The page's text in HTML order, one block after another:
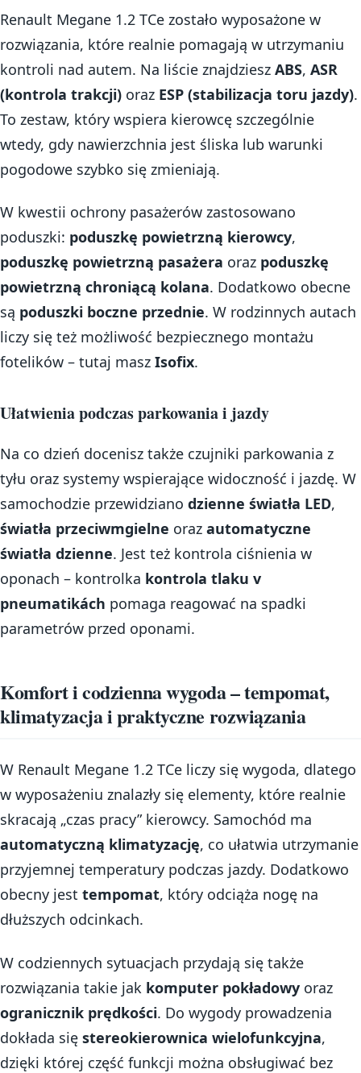
Renault Megane 1.2 TCe zostało wyposażone w
rozwiązania, które realnie pomagają w utrzymaniu
kontroli nad autem. Na liście znajdziesz ABS, ASR
(kontrola trakcji) oraz ESP (stabilizacja toru jazdy).
To zestaw, który wspiera kierowcę szczególnie
wtedy, gdy nawierzchnia jest śliska lub warunki
pogodowe szybko się zmieniają.
W kwestii ochrony pasażerów zastosowano
poduszki: poduszkę powietrzną kierowcy,
poduszkę powietrzną pasażera oraz poduszkę
powietrzną chroniącą kolana. Dodatkowo obecne
są poduszki boczne przednie. W rodzinnych autach
liczy się też możliwość bezpiecznego montażu
fotelików – tutaj masz Isofix.
Ułatwienia podczas parkowania i jazdy
Na co dzień docenisz także czujniki parkowania z
tyłu oraz systemy wspierające widoczność i jazdę. W
samochodzie przewidziano dzienne światła LED,
światła przeciwmgielne oraz automatyczne
światła dzienne. Jest też kontrola ciśnienia w
oponach – kontrolka kontrola tlaku v
pneumatikách pomaga reagować na spadki
parametrów przed oponami.
Komfort i codzienna wygoda – tempomat,
klimatyzacja i praktyczne rozwiązania
W Renault Megane 1.2 TCe liczy się wygoda, dlatego
w wyposażeniu znalazły się elementy, które realnie
skracają „czas pracy” kierowcy. Samochód ma
automatyczną klimatyzację, co ułatwia utrzymanie
przyjemnej temperatury podczas jazdy. Dodatkowo
obecny jest tempomat, który odciąża nogę na
dłuższych odcinkach.
W codziennych sytuacjach przydają się także
rozwiązania takie jak komputer pokładowy oraz
ogranicznik prędkości. Do wygody prowadzenia
dokłada się stereokierownica wielofunkcyjna,
dzięki której część funkcji można obsługiwać bez